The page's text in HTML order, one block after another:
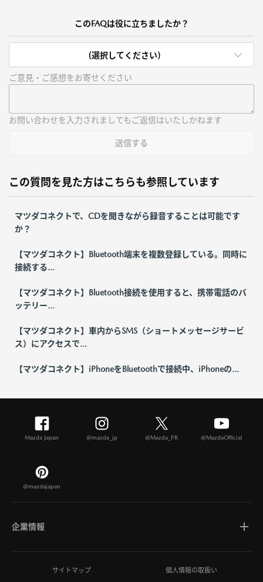
このFAQは役に立ちましたか？
(選択してください)
ご意見・ご感想をお寄せください
お問い合わせを入力されましてもご返信はいたしかねます
送信する
この質問を見た方はこちらも参照しています
マツダコネクトで、CDを聞きながら録音することは可能です
か？
【マツダコネクト】Bluetooth端末を複数登録している。同時に
接続する...
【マツダコネクト】Bluetooth接続を使用すると、携帯電話のバ
ッテリー...
【マツダコネクト】車内からSMS（ショートメッセージサービ
ス）にアクセスで...
【マツダコネクト】iPhoneをBluetoothで接続中、iPhoneの...
Mazda Japan @mazda_jp @Mazda_PR @MazdaOfficial
@mazdajapan
企業情報
マツダについてサイトマップ 個人情報の取扱い